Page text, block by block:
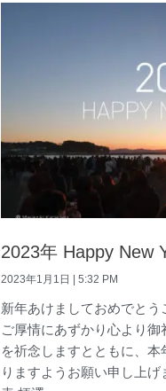
2023年 Happy New
2023年1月1日 5:32 PM
新年あけましておめでと
ご厚情にあずかり心より
を祈念しますとともに、
りますようお願い申し上